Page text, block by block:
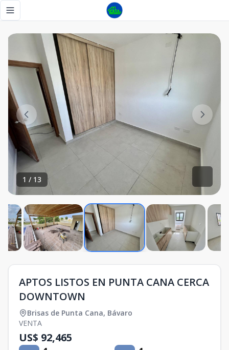
Toggle navigation menu
1 / 13
APTOS LISTOS EN PUNTA CANA CERCA
DOWNTOWN
Brisas de Punta Cana, Bávaro
VENTA
US$ 92,465
APTOS LISTOS EN PUNTA CANA CERCA DOWNTOWN - Tu